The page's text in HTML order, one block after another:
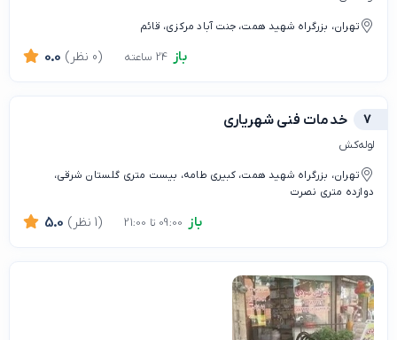
تهران، بزرگراه شهید همت، جنت آباد مرکزی، قائم
باز 0.0 (0 نظر)
7 خدمات فنی شهریاری
لوله‌کش
تهران، بزرگراه شهید همت، کبیری طامه، بیست متری گلستان شرقی،
دوازده متری نصرت
باز 5.0 (1 نظر)